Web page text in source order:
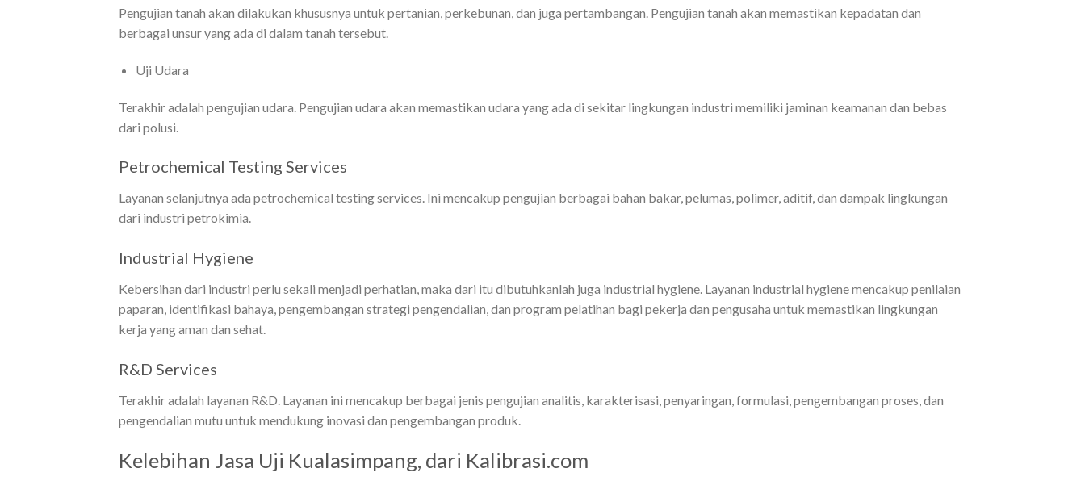
Pengujian tanah akan dilakukan khususnya untuk pertanian, perkebunan, dan juga pertambangan. Pengujian tanah akan memastikan kepadatan dan
berbagai unsur yang ada di dalam tanah tersebut.
Uji Udara
Terakhir adalah pengujian udara. Pengujian udara akan memastikan udara yang ada di sekitar lingkungan industri memiliki jaminan keamanan dan bebas
dari polusi.
Petrochemical Testing Services
Layanan selanjutnya ada petrochemical testing services. Ini mencakup pengujian berbagai bahan bakar, pelumas, polimer, aditif, dan dampak lingkungan
dari industri petrokimia.
Industrial Hygiene
Kebersihan dari industri perlu sekali menjadi perhatian, maka dari itu dibutuhkanlah juga industrial hygiene. Layanan industrial hygiene mencakup penilaian
paparan, identifikasi bahaya, pengembangan strategi pengendalian, dan program pelatihan bagi pekerja dan pengusaha untuk memastikan lingkungan
kerja yang aman dan sehat.
R&D Services
Terakhir adalah layanan R&D. Layanan ini mencakup berbagai jenis pengujian analitis, karakterisasi, penyaringan, formulasi, pengembangan proses, dan
pengendalian mutu untuk mendukung inovasi dan pengembangan produk.
Kelebihan Jasa Uji Kualasimpang, dari Kalibrasi.com